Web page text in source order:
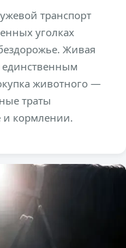
транспорт
уголках
Живая
единственным
животного —
траты
и кормлении.